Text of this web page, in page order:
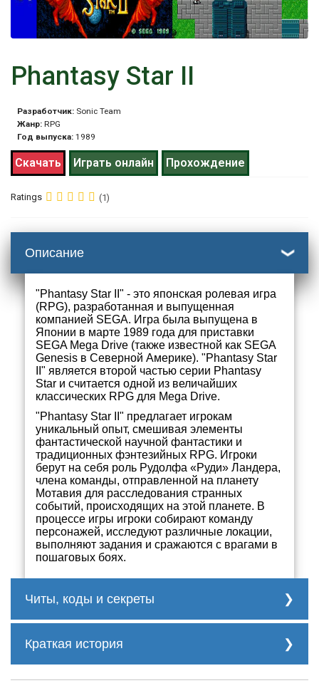
Phantasy Star II
Разработчик: Sonic Team
Жанр: RPG
Год выпуска: 1989
Скачать Играть онлайн Прохождение
Ratings (1)
Описание
"Phantasy Star II" - это японская ролевая игра
(RPG), разработанная и выпущенная
компанией SEGA. Игра была выпущена в
Японии в марте 1989 года для приставки
SEGA Mega Drive (также известной как SEGA
Genesis в Северной Америке). "Phantasy Star
II" является второй частью серии Phantasy
Star и считается одной из величайших
классических RPG для Mega Drive.
"Phantasy Star II" предлагает игрокам
уникальный опыт, смешивая элементы
фантастической научной фантастики и
традиционных фэнтезийных RPG. Игроки
берут на себя роль Рудолфа «Руди» Ландера,
члена команды, отправленной на планету
Мотавия для расследования странных
событий, происходящих на этой планете. В
процессе игры игроки собирают команду
персонажей, исследуют различные локации,
выполняют задания и сражаются с врагами в
пошаговых боях.
Читы, коды и секреты
может понадобиться только в том
случае, если у вас более новая
модель Genesis.
BXJA-AA26
Краткая история